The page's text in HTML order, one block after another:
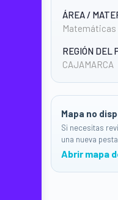
ÁREA /
Matemáticas
REGIÓN DEL
CAJAMARCA
Mapa no
Si necesitas
una nueva
Abrir mapa